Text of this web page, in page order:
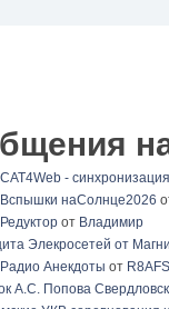
-
Вспышки наСолнце2026
от Владимир
Элекросетей от
Радио Анекдоты от R8AFS
А.С. Попова